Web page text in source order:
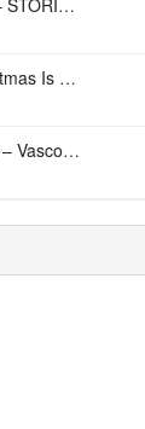
Tananai, Annalisa – STORIE BREVI
All I Want For Christmas Is You – Mariah Carey
Come Nelle Favole – Vasco Rossi